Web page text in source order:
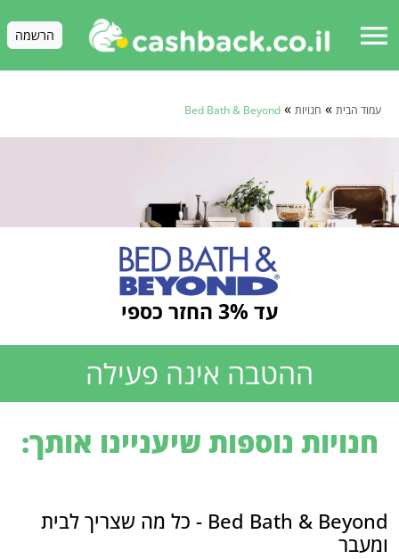
menu הרשמה
עמוד הבית » חנויות »
Bed Bath & Beyond
עד 3% החזר כספי
ההטבה אינה פעילה
חנויות נוספות שיעניינו אותך:
Bed Bath & Beyond - כל מה שצריך לבית
ומעבר